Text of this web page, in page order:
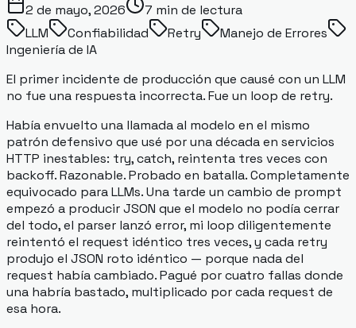
2 de mayo, 2026 7 min de lectura
LLM
Confiabilidad Retry
Manejo de Errores
Ingeniería de IA
El primer incidente de producción que causé con un LLM
no fue una respuesta incorrecta. Fue un loop de retry.
Había envuelto una llamada al modelo en el mismo
patrón defensivo que usé por una década en servicios
HTTP inestables: try, catch, reintenta tres veces con
backoff. Razonable. Probado en batalla. Completamente
equivocado para LLMs. Una tarde un cambio de prompt
empezó a producir JSON que el modelo no podía cerrar
del todo, el parser lanzó error, mi loop diligentemente
reintentó el request idéntico tres veces, y cada retry
produjo el JSON roto idéntico — porque nada del
request había cambiado. Pagué por cuatro fallas donde
una habría bastado, multiplicado por cada request de
esa hora.